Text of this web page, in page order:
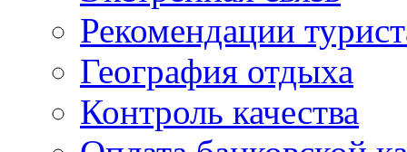
Рекомендации
География отдыха
Контроль качества